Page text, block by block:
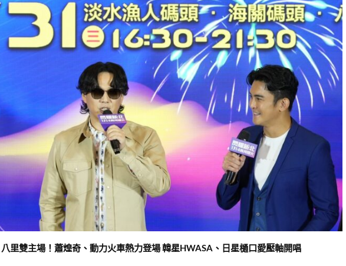
里雙主場！蕭煌奇、動力火車熱力登場 韓星HWASA、日星樋口愛壓軸開唱